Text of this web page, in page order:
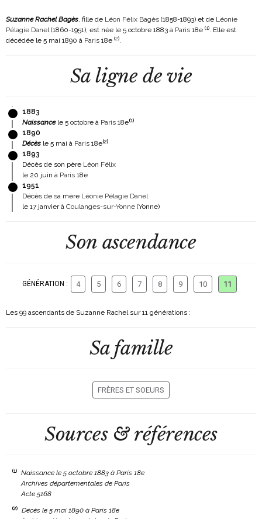
Suzanne Rachel Bagès, fille de Léon Félix Bagès (1858-1893) et de Léonie
Pélagie Danel(1860-1951), est née le 5 octobre 1883 à Paris 18e (1). Elle est
décédée le 5 mai 1890 à Paris 18e (2).
Sa ligne de vie
1883
Naissancele 5 octobre à Paris 18e(1)
1890
Décès le 5 mai à Paris 18e(2)
1893
Décès de son père Léon Félix
le 20 juin à Paris 18e
1951
Décès de sa mère Léonie Pélagie Danel
le 17 janvier à Coulanges-sur-Yonne (Yonne)
Son ascendance
GÉNÉRATION : 4 5 6 7 8 9 10 11
Les 99 ascendants de Suzanne Rachel sur 11 générations :
Sa famille
FRÈRES ET SOEURS
Sources & références
(1)
Naissance le 5 octobre 1883 à Paris 18e
Archives départementales de Paris
Acte 5168
(2)
Décès le 5 mai 1890 à Paris 18e